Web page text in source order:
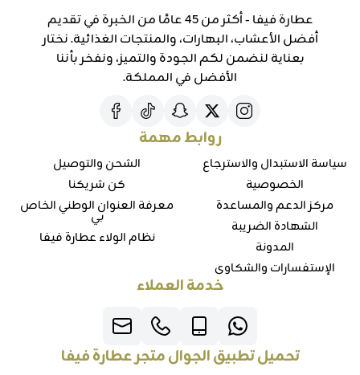
عطارة فيفا - أكثر من 45 عامًا من الخبرة في تقديم
أفضل الأعشاب، البهارات، والمنتجات الغذائية. نختار
بعناية لنضمن لكم الجودة والتميز، ونفخر بأننا
الأفضل في المملكة.
روابط مهمة
سياسة الاستبدال والاسترجاع
الخصوصية
مركز الدعم والمساعدة
الشهادة الضريبة
المدونة
الإستفسارات والشكاوي
الشحن والتوصيل
كن شريكنا
معرفة العنوان الوطني الخاص
بي
نظام الولاء عطارة فيفا
خدمة العملاء
تحميل تطبيق الجوال متجر عطارة فيفا